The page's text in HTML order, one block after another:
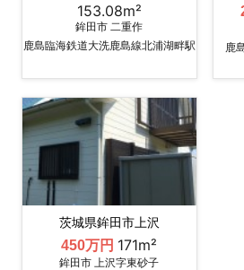
153.08m²
鉾田市 二重作
鹿島臨海鉄道大洗鹿島線北浦湖畔駅
鹿
茨城県鉾田市上沢
450万円 171m²
鉾田市 上沢字東砂子